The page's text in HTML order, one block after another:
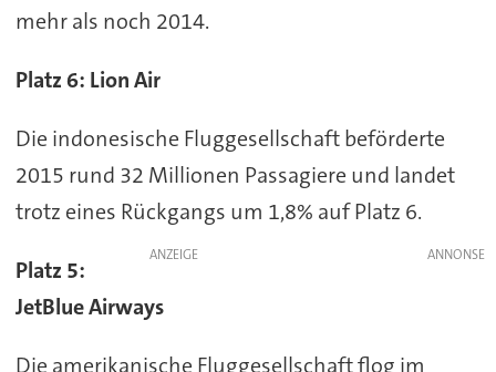
mehr als noch 2014.
Platz 6: Lion Air
Die indonesische Fluggesellschaft beförderte
2015 rund 32 Millionen Passagiere und landet
trotz eines Rückgangs um 1,8% auf Platz 6.
ANZEIGE
Platz 5:
JetBlue Airways
Die amerikanische Fluggesellschaft flog im